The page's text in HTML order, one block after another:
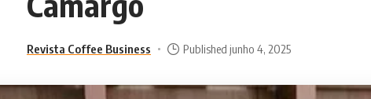
Revista Coffee Business Published junho 4, 2025